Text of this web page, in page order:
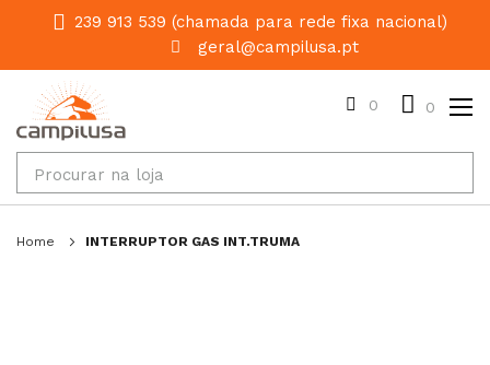
239 913 539 (chamada para rede fixa nacional)
geral@campilusa.pt
0 0
Home INTERRUPTOR GAS INT.TRUMA